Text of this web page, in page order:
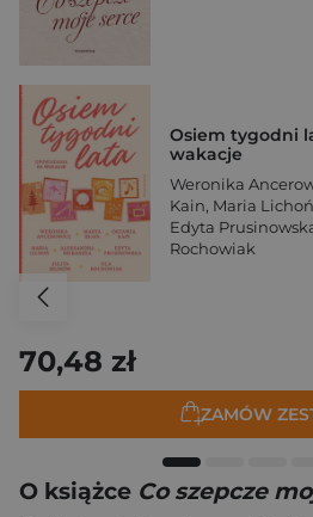
Osiem tygodni
wakacje
Weronika
Kain, Maria Lichoń
Edyta
Rochowiak
70,48 zł
ZAMÓW
O książce Co szepcze